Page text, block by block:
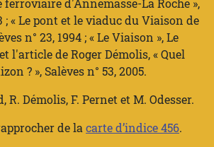
; « Le pont et le viaduc du Viaison de
n° 23, 1994 ; « Le Viaison », Le
l'article de Roger Démolis, « Quel
? », Salèves n° 53, 2005.
R. Démolis, F. Pernet et M. Odesser.
de la carte d’indice 456.